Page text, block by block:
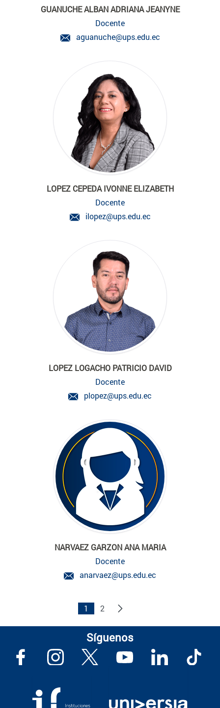
GUANUCHE ALBAN ADRIANA JEANYNE
Docente
aguanuche@ups.edu.ec
LOPEZ CEPEDA IVONNE ELIZABETH
Docente
ilopez@ups.edu.ec
LOPEZ LOGACHO PATRICIO DAVID
Docente
plopez@ups.edu.ec
NARVAEZ GARZON ANA MARIA
Docente
anarvaez@ups.edu.ec
1 2
Síguenos